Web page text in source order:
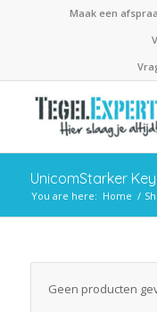
Maak een
UnicomStarker Key
You are here: Home /
Geen producten